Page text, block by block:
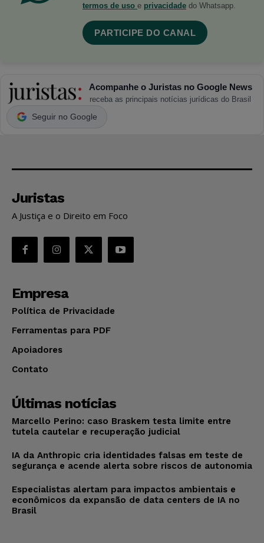
termos de uso e privacidade do Whatsapp.
PARTICIPE DO CANAL
Acompanhe o Juristas no Google News
receba as principais notícias jurídicas do Brasil
Seguir no Google
Juristas
A Justiça e o Direito em Foco
Empresa
Política de Privacidade
Ferramentas para PDF
Apoiadores
Contato
Últimas notícias
Marcello Perino: caso Braskem testa limite entre
tutela cautelar e recuperação judicial
IA da Anthropic cria identidades falsas em teste de
segurança e acende alerta sobre riscos de autonomia
Especialistas alertam para impactos ambientais e
econômicos da expansão de data centers de IA no
Brasil